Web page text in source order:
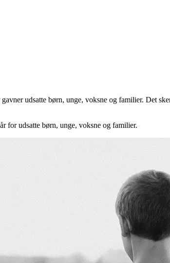
udsatte børn, unge, voksne og familier. Det
for udsatte børn, unge, voksne og familier.